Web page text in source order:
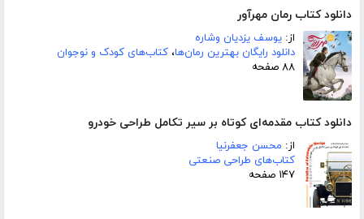
دانلود کتاب رمان مهرآور
از: یوسف یزدیان وشاره
دانلود رایگان بهترین رمان‌ها، کتاب‌های کودک و نوجوان
۸۸ صفحه
دانلود کتاب مقدمه‌ای کوتاه بر سیر تکامل طراحی خودرو
از: محسن جعفرنیا
کتاب‌های طراحی صنعتی
۱۴۷ صفحه